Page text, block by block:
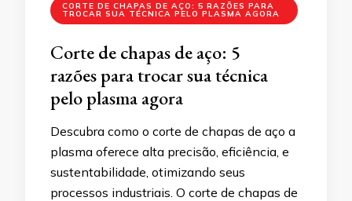
CORTE DE CHAPAS DE AÇO: 5 RAZÕES PARA
TROCAR SUA TÉCNICA PELO PLASMA AGORA
Corte de chapas de aço: 5
razões para trocar sua técnica
pelo plasma agora
Descubra como o corte de chapas de aço a
plasma oferece alta precisão, eficiência, e
sustentabilidade, otimizando seus
processos industriais. O corte de chapas de